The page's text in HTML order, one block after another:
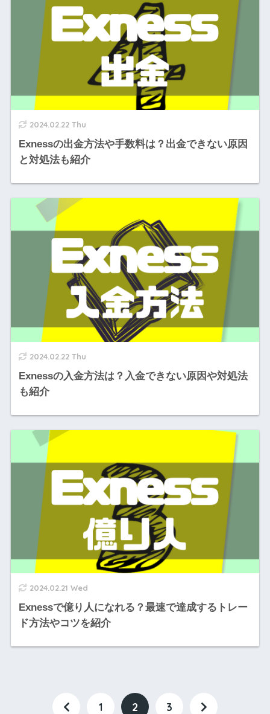
2024.02.22 Thu
Exnessの出金方法や手数料は？出金できない原因
と対処法も紹介
2024.02.22 Thu
Exnessの入金方法は？入金できない原因や対処法
も紹介
2024.02.21 Wed
Exnessで億り人になれる？最速で達成するトレー
ド方法やコツを紹介
1 2 3